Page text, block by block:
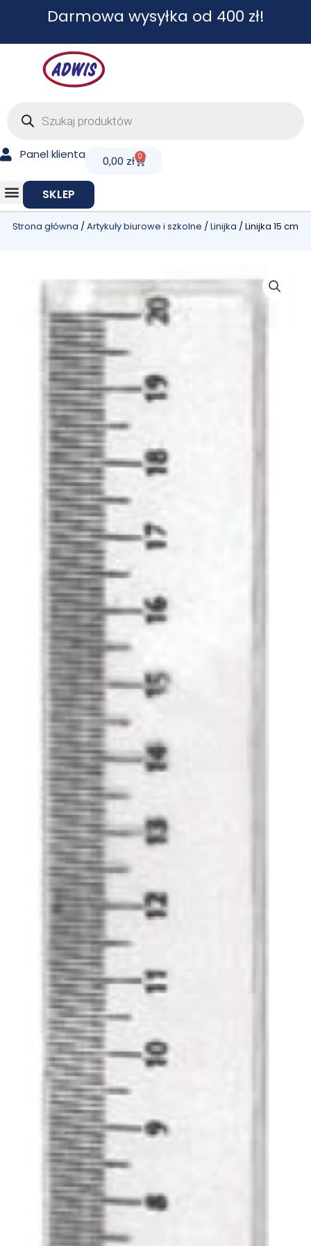
Darmowa wysyłka od 400 zł!
Panel klienta 0,00 zł 0
Cart
SKLEP
Strona główna /Artykuły biurowe i szkolne /Linijka / Linijka 15 cm